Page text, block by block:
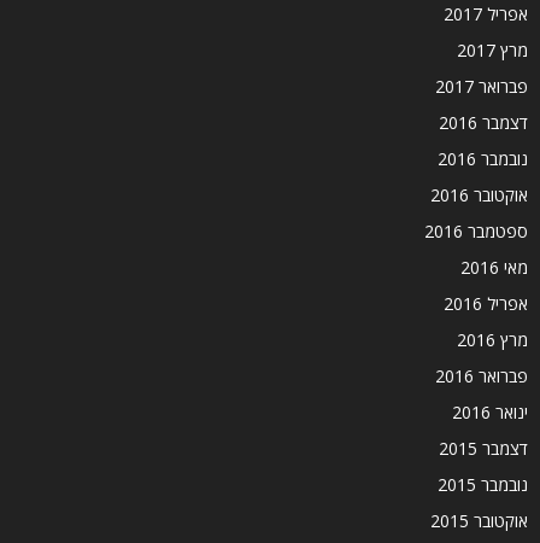
אפריל 2017
מרץ 2017
פברואר 2017
דצמבר 2016
נובמבר 2016
אוקטובר 2016
ספטמבר 2016
מאי 2016
אפריל 2016
מרץ 2016
פברואר 2016
ינואר 2016
דצמבר 2015
נובמבר 2015
אוקטובר 2015